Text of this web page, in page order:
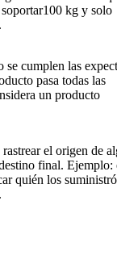
kg y solo
se cumplen las
pasa todas las
un producto
el origen de
final. Ejemplo:
quién los